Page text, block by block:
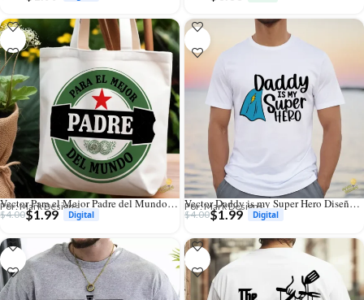
Vector Para el Mejor Padre del Mundo Estilo Cerveza para Sublimar
Por: Mark Designs
$4.00$1.99
Vector Daddy is my Super Hero Diseño para Body de Bebé y Sublimación
Por: Mark Designs
$4.00$1.99